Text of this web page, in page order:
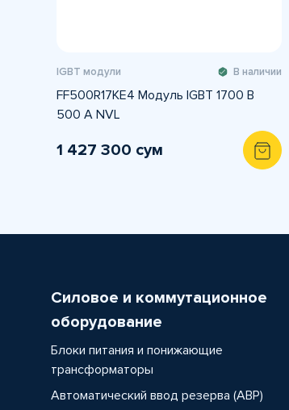
IGBT модули В наличии
FF500R17KE4 Модуль IGBT 1700 В
500 A NVL
1 427 300 сум
Силовое и коммутационное
оборудование
Блоки питания и понижающие
трансформаторы
Автоматический ввод резерва (АВР)